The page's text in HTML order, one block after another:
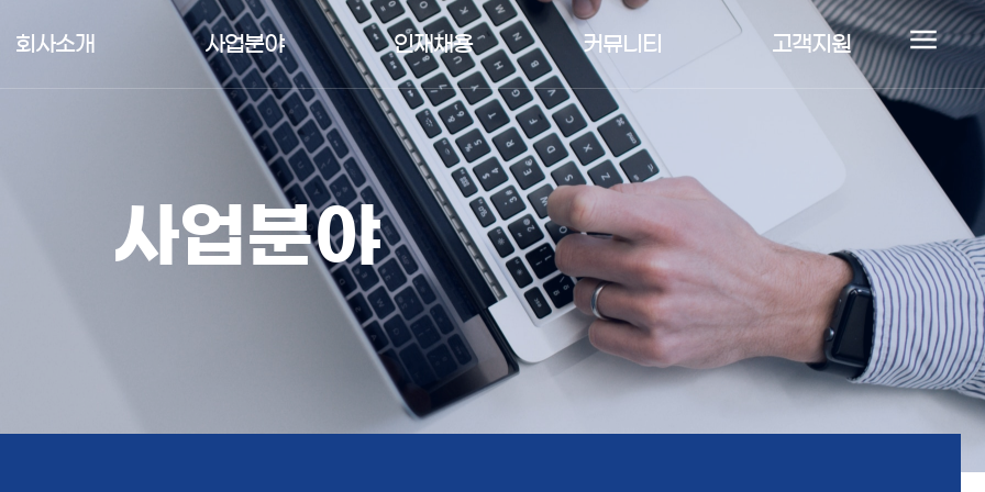
회사소개 사업분야 인재채용 커뮤니티 고객지원
사업분야